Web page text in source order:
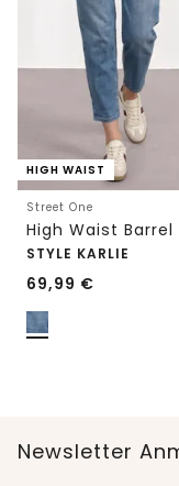
HIGH WAIST
Street One
STYLE KARLIE
69,99 €
Newsletter